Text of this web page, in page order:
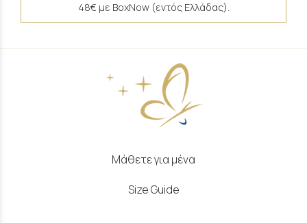
48€ με BoxNow (εντός Ελλάδας).
Μάθετε για μένα
Size Guide